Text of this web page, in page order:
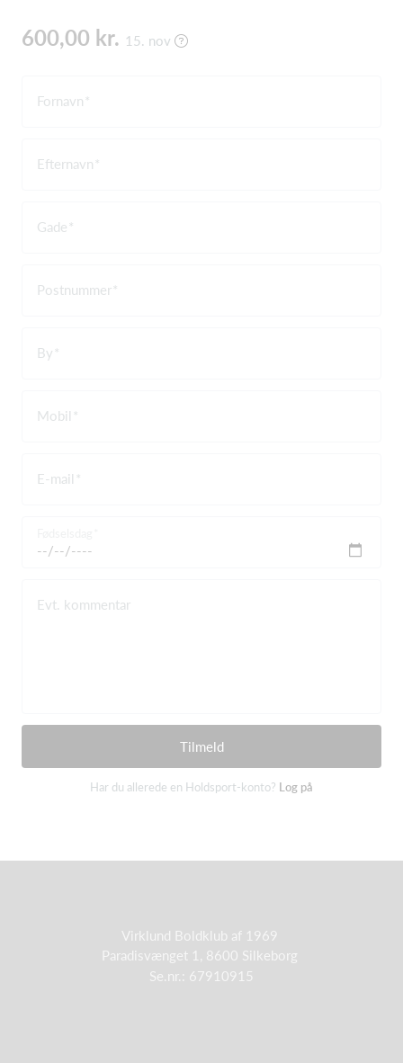
600,00 kr. 15. nov
Fornavn
Efternavn
Gade
Postnummer
By
Mobil
E-mail
Evt. kommentar
Tilmeld
Har du allerede en Holdsport-konto? Log på
Virklund Boldklub af 1969
Paradisvænget 1, 8600 Silkeborg
Se.nr.: 67910915